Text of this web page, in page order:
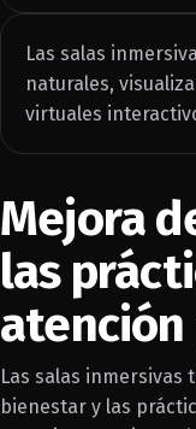
Las salas
naturales,
virtuales
Mejora
las
Las salas
bienestar y las